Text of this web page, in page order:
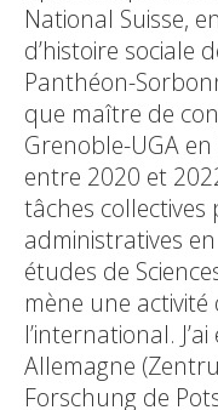
National Suisse,
d’histoire sociale
Panthéon-
que maître de
Grenoble-UGA en
entre 2020 et
tâches collectives
administratives
études de
mène une
l’international.
Allemagne
Forschung de